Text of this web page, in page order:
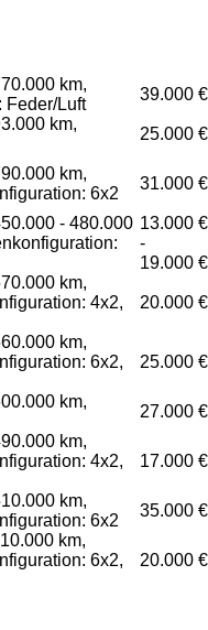
km,
Feder/Luft
39.000 €
km,
25.000 €
km,
6x2
31.000 €
- 480.000 13.000 €
-
19.000 €
km,
4x2,
20.000 €
km,
6x2,
25.000 €
km,
27.000 €
km,
4x2,
17.000 €
km,
6x2
35.000 €
km,
6x2,
20.000 €